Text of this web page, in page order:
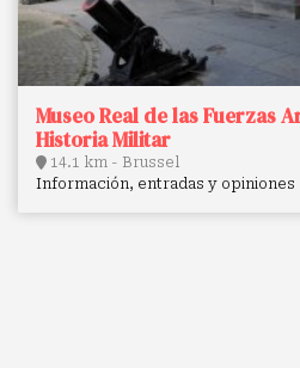
Museo Real de las Fuerzas
Historia Militar
14.1 km - Brussel
Información, entradas y opiniones